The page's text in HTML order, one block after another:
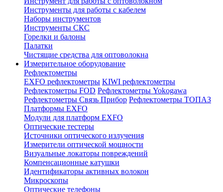
Инструменты для работы с кабелем
Наборы инструментов
Инструменты СКС
Горелки и балоны
Палатки
Чистящие средства для оптоволокна
Измерительное оборудование
Рефлектометры
EXFO рефлектометры KIWI рефлектометры
Рефлектометры FOD Рефлектометры Yokogawa
Рефлектометры Связь Прибор Рефлектометры ТОПАЗ
Платформы EXFO
Модули для платформ EXFO
Оптические тестеры
Источники оптического излучения
Измерители оптической мощности
Визуальные локаторы повреждений
Компенсационные катушки
Идентификаторы активных волокон
Микроскопы
Оптические телефоны